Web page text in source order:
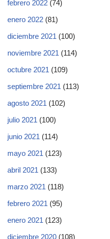
febrero 2022 (74)
enero 2022 (81)
diciembre 2021 (100)
noviembre 2021 (114)
octubre 2021 (109)
septiembre 2021 (113)
agosto 2021 (102)
julio 2021 (100)
junio 2021 (114)
mayo 2021 (123)
abril 2021 (133)
marzo 2021 (118)
febrero 2021 (95)
enero 2021 (123)
diciembre 2020 (108)